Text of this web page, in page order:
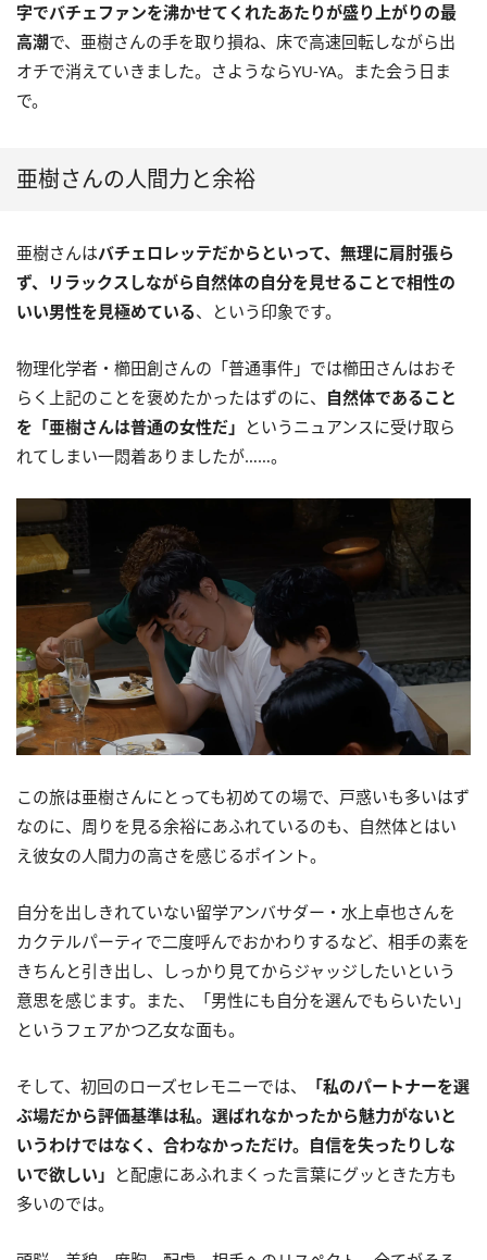
字でバチェファンを沸かせてくれたあたりが盛り上がりの最
高潮で、亜樹さんの手を取り損ね、床で高速回転しながら出
オチで消えていきました。さようならYU-YA。また会う日ま
で。
亜樹さんの人間力と余裕
亜樹さんはバチェロレッテだからといって、無理に肩肘張ら
ず、リラックスしながら自然体の自分を見せることで相性の
いい男性を見極めている、という印象です。
物理化学者・櫛田創さんの「普通事件」では櫛田さんはおそ
らく上記のことを褒めたかったはずのに、 自然体であること
を「亜樹さんは普通の女性だ」 というニュアンスに受け取ら
れてしまい一悶着ありましたが……。
この旅は亜樹さんにとっても初めての場で、戸惑いも多いはず
なのに、周りを見る余裕にあふれているのも、自然体とはい
え彼女の人間力の高さを感じるポイント。
自分を出しきれていない留学アンバサダー・水上卓也さんを
カクテルパーティで二度呼んでおかわりするなど、相手の素を
きちんと引き出し、しっかり見てからジャッジしたいという
意思を感じます。また、「男性にも自分を選んでもらいたい」
というフェアかつ乙女な面も。
そして、初回のローズセレモニーでは、
「私のパートナーを選
ぶ場だから評価基準は私。選ばれなかったから魅力がないと
いうわけではなく、合わなかっただけ。自信を失ったりしな
いで欲しい」 と配慮にあふれまくった言葉にグッときた方も
多いのでは。